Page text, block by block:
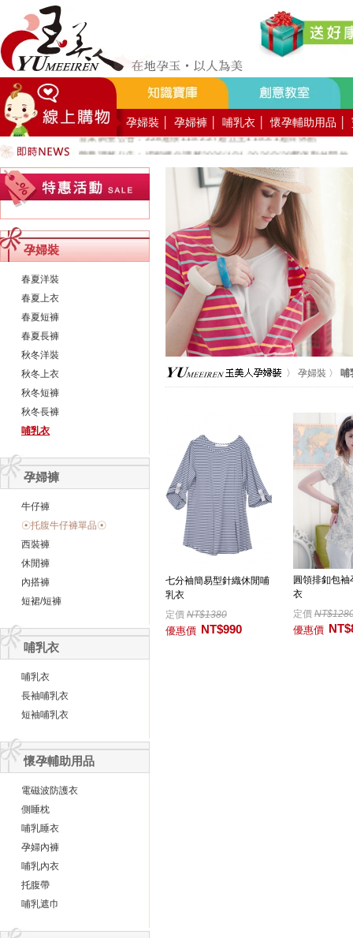
孕婦裝 孕婦褲 哺乳衣 懷孕輔助用品
好YUN香隨束口袋DIY2026-8月活動報名
營業調整公告：員工教育訓練115.8.1週六全館不對外開放
營業調整公告：115.7.18週六至115.7.19週日休館
營業調整公告：端午連假115.6.19週五至115.6.21週日休館
營業調整公告：五一勞動節連假115.5.1週五至115.5.4週一休館
營業調整公告：兒童節/清明連假115.4.3週五至115.4.6週一休館
營業調整公告：場館櫃位調整2026/1/31-2026/2/28暫停對外開放
公司總機服務專線02-89669762
玉美人，竭誠歡迎您的加入~新加入會員送購物金100元~
玉美人.板橋門市.觀光工廠歡迎大家使用國民旅遊卡消費!
孕婦裝
春夏洋裝
春夏上衣
春夏短褲
春夏長褲
秋冬洋裝
秋冬上衣
秋冬短褲
秋冬長褲
哺乳衣
孕婦褲
牛仔褲
☉托腹牛仔褲單品☉
西裝褲
休閒褲
內搭褲
短裙/短褲
哺乳衣
哺乳衣
長袖哺乳衣
短袖哺乳衣
懷孕輔助用品
電磁波防護衣
側睡枕
哺乳睡衣
孕婦內褲
哺乳內衣
托腹帶
哺乳遮巾
〉 孕婦裝 〉 哺
七分袖簡易型針織休閒哺
乳衣
定價 NT$1380
優惠價 NT$990
圓領排釦包
衣
定價
優惠價